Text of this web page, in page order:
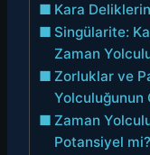
Kara
Singülarite:
Zaman
Zorluklar ve
Yolculuğunun
Zaman
Potansiyel mi?